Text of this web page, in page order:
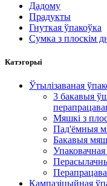
Дадому
Прадукты
Гнуткая ўпакоўка
Сумка з плоскім
Катэгорыі
Ўтылізаваная
3 бакавыя
Мяшкі з
Пад'ёмныя
Бакавыя
Кампазіцыйная